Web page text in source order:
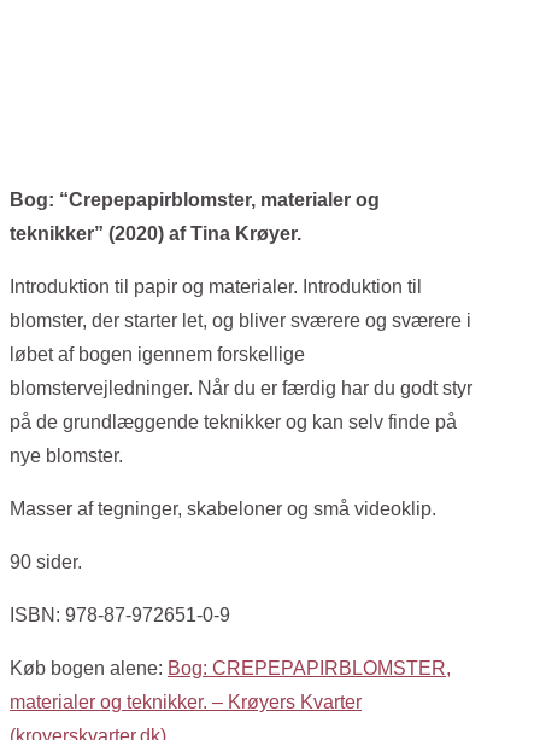
Bog: “Crepepapirblomster, materialer og
teknikker” (2020) af Tina Krøyer.
Introduktion til papir og materialer. Introduktion til
blomster, der starter let, og bliver sværere og sværere i
løbet af bogen igennem forskellige
blomstervejledninger. Når du er færdig har du godt styr
på de grundlæggende teknikker og kan selv finde på
nye blomster.
Masser af tegninger, skabeloner og små videoklip.
90 sider.
ISBN: 978-87-972651-0-9
Køb bogen alene: Bog: CREPEPAPIRBLOMSTER,
materialer og teknikker. – Krøyers Kvarter